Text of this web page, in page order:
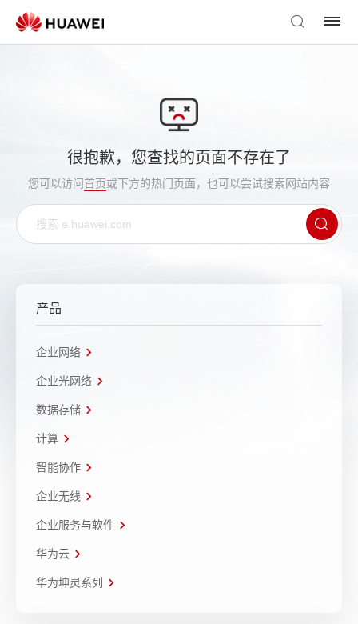
很抱歉，您查找的页面不存在了
您可以访问首页或下方的热门页面，也可以尝试搜索网站内容
产品
企业网络
企业光网络
数据存储
计算
智能协作
企业无线
企业服务与软件
华为云
华为坤灵系列